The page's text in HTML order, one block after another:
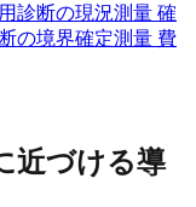
診断の現況測量 確
の境界確定測量 費
近づける導